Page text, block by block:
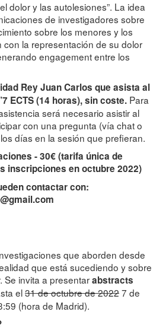
dolor y las autolesiones”. La idea
de investigadores sobre
sobre los menores y los
la representación de su dolor
engagement entre los
Rey Juan Carlos que asista al
ECTS (14 horas), sin coste. Para
será necesario asistir al
con una pregunta (vía chat o
días en la sesión que prefieran.
- 30€ (tarifa única de
inscripciones en octubre 2022)
contactar con:
que aborden desde
que está sucediendo y sobre
Se invita a presentarabstracts
el31 de octubre de 20227 de
(hora de Madrid).